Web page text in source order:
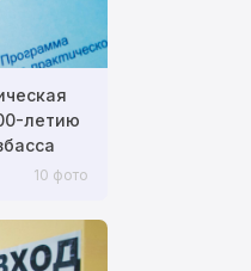
летию
10 фото